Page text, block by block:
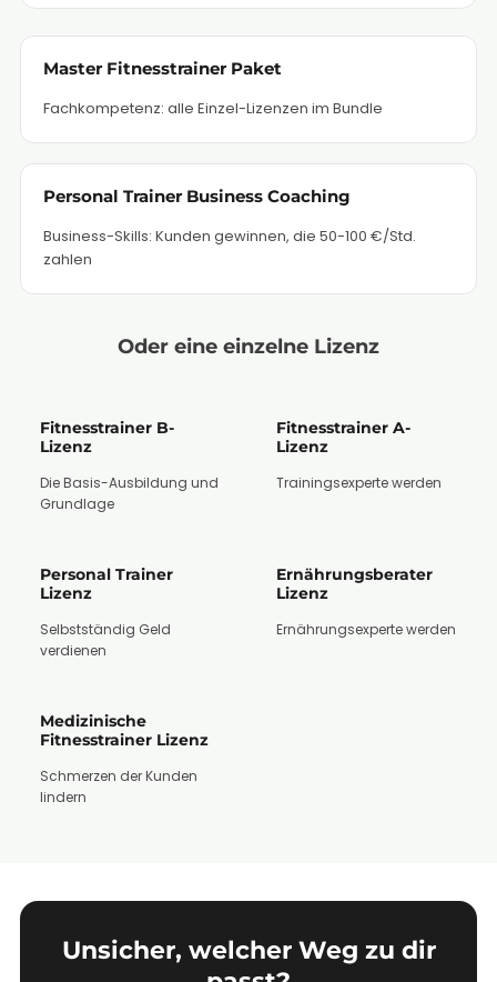
Master Fitnesstrainer Paket
Fachkompetenz: alle Einzel-Lizenzen im Bundle
Personal Trainer Business Coaching
Business-Skills: Kunden gewinnen, die 50-100 €/Std.
zahlen
Oder eine einzelne Lizenz
Fitnesstrainer B-
Lizenz
Die Basis-Ausbildung und
Grundlage
Fitnesstrainer A-
Lizenz
Trainingsexperte werden
Personal Trainer
Lizenz
Selbstständig Geld
verdienen
Ernährungsberater
Lizenz
Ernährungsexperte werden
Medizinische
Fitnesstrainer Lizenz
Schmerzen der Kunden
lindern
Unsicher, welcher Weg zu dir